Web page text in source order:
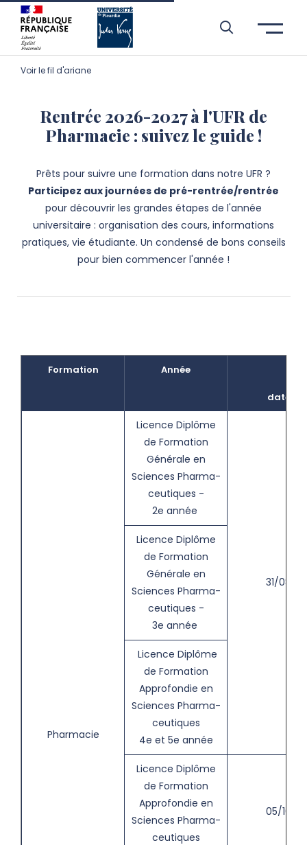
Aller à l’entête de page
Aller au menu principale
Aller au contenu principal
Aller à la recherche
Passer aux cookies
Aller au pied de page
Voir le fil d'ariane
Rentrée 2026-2027 à l'UFR de
Pharmacie : suivez le guide !
Prêts pour suivre une formation dans notre UFR ?
Participez aux journées de pré-rentrée/rentrée
pour découvrir les grandes étapes de l'année
universitaire : organisation des cours, informations
pratiques, vie étudiante. Un condensé de bons conseils
pour bien commencer l'année !
Formation Année
date
Pharmacie
Licence Diplôme
de Formation
Générale en
Sciences Pharma-
ceutiques -
2e année
31/08
Licence Diplôme
de Formation
Générale en
Sciences Pharma-
ceutiques -
3e année
Licence Diplôme
de Formation
Approfondie en
Sciences Pharma-
ceutiques
4e et 5e année
Licence Diplôme
de Formation
Approfondie en
Sciences Pharma-
ceutiques
05/10